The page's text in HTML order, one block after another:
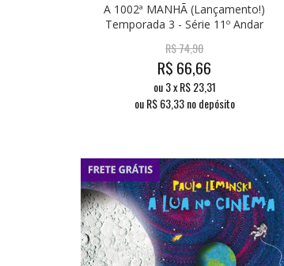
A 1002ª MANHÃ (Lançamento!)
Temporada 3 - Série 11º Andar
R$74,90
R$ 66,66
ou3x R$23,31
ou R$63,33 no depósito